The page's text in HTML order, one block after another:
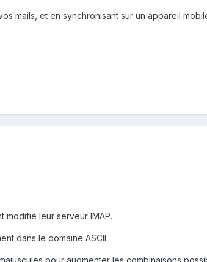
mails, et en synchronisant sur un appareil
modifié leur serveur IMAP.
dans le domaine ASCII.
pour augmenter les combinaisons